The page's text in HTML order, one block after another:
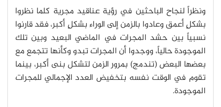
ونظراً لنجاح الباحثين في رؤية عناقيد مجرية كلما نظروا
بشكلٍ أعمق وعادوا بالزمن إلى الوراء بشكلٍ أكبر، فقد قارنوا
نسبياً بين حشد المجرات في الماضي البعيد وبين تلك
الموجودة حالياً، ووجدوا أن المجرات تبدو وكأنها تتجمع مع
بعضها البعض (تندمج) بمرور الزمن لتشكل بنى أكبر، بينما
تقوم في الوقت نفسه بتخفيض العدد الإجمالي للمجرات
الموجودة.